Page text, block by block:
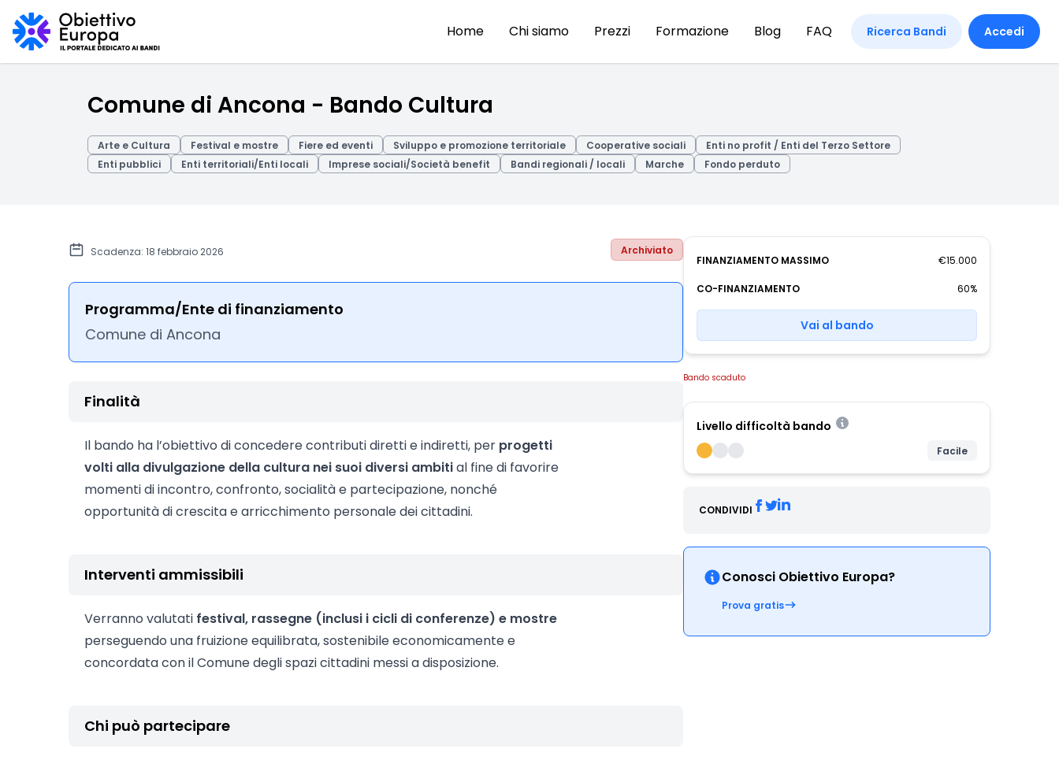
Home Chi siamo Prezzi Formazione Blog FAQ Ricerca Bandi Accedi
Comune di Ancona - Bando Cultura
Arte e Cultura Festival e mostre Fiere ed eventi Sviluppo e promozione territoriale Cooperative sociali
Enti no profit / Enti del Terzo Settore
Enti pubblici
Enti territoriali/Enti locali Imprese sociali/Società benefit Bandi regionali / locali Marche Fondo perduto
Scadenza: 18 febbraio 2026 Archiviato
Programma/Ente di finanziamento
Comune di Ancona
Finalità
Il bando ha l’obiettivo di concedere contributi diretti e indiretti, per progetti
volti alla divulgazione della cultura nei suoi diversi ambitial fine di favorire
momenti di incontro, confronto, socialità e partecipazione, nonché
opportunità di crescita e arricchimento personale dei cittadini.
Interventi ammissibili
Verranno valutati festival, rassegne (inclusi i cicli di conferenze) e mostre
perseguendo una fruizione equilibrata, sostenibile economicamente e
concordata con il Comune degli spazi cittadini messi a disposizione.
Chi può partecipare
FINANZIAMENTO MASSIMO €15.000
CO-FINANZIAMENTO 60%
Vai al bando
Bando scaduto
Livello difficoltà bando
Facile
CONDIVIDI
Conosci Obiettivo Europa?
Prova gratis